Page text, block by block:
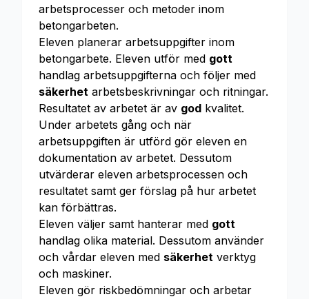
arbetsprocesser och metoder inom
betongarbeten.
Eleven planerar arbetsuppgifter inom
betongarbete. Eleven utför med gott
handlag arbetsuppgifterna och följer med
säkerhet arbetsbeskrivningar och ritningar.
Resultatet av arbetet är av god kvalitet.
Under arbetets gång och när
arbetsuppgiften är utförd gör eleven en
dokumentation av arbetet. Dessutom
utvärderar eleven arbetsprocessen och
resultatet samt ger förslag på hur arbetet
kan förbättras.
Eleven väljer samt hanterar med gott
handlag olika material. Dessutom använder
och vårdar eleven med säkerhet verktyg
och maskiner.
Eleven gör riskbedömningar och arbetar